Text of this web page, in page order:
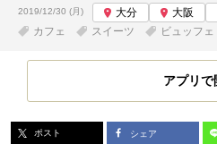
投稿日:
2019/12/30 (月) 大分 大阪
カフェ
スイーツ ビュッフェ
アプリで
ポスト シェア